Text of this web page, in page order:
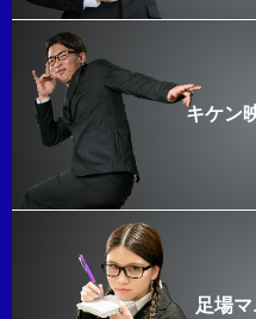
キケン
足場